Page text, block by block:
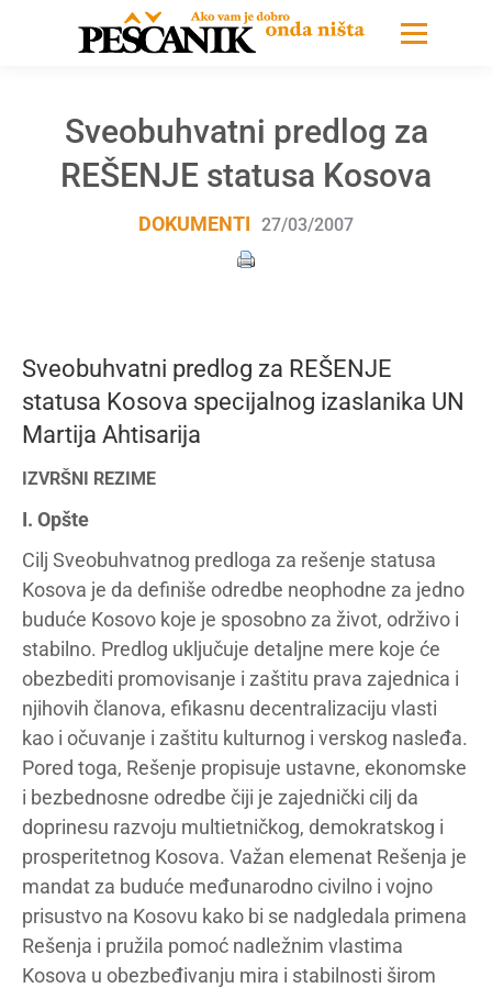
Sveobuhvatni predlog za
REŠENJE statusa Kosova
DOKUMENTI 27/03/2007
Sveobuhvatni predlog za REŠENJE
statusa Kosova specijalnog izaslanika UN
Martija Ahtisarija
IZVRŠNI REZIME
I. Opšte
Cilj Sveobuhvatnog predloga za rešenje statusa
Kosova je da definiše odredbe neophodne za jedno
buduće Kosovo koje je sposobno za život, održivo i
stabilno. Predlog uključuje detaljne mere koje će
obezbediti promovisanje i zaštitu prava zajednica i
njihovih članova, efikasnu decentralizaciju vlasti
kao i očuvanje i zaštitu kulturnog i verskog nasleđa.
Pored toga, Rešenje propisuje ustavne, ekonomske
i bezbednosne odredbe čiji je zajednički cilj da
doprinesu razvoju multietničkog, demokratskog i
prosperitetnog Kosova. Važan elemenat Rešenja je
mandat za buduće međunarodno civilno i vojno
prisustvo na Kosovu kako bi se nadgledala primena
Rešenja i pružila pomoć nadležnim vlastima
Kosova u obezbeđivanju mira i stabilnosti širom